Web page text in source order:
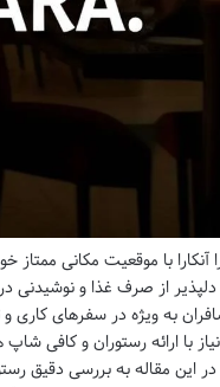
آنکارا با موقعیت مکانی
دلپذیر از صرف غذا و نوشیدنی
به ویژه در سفرهای کاری
با ارائه رستوران و کافی
در این مقاله به بررسی دقیق